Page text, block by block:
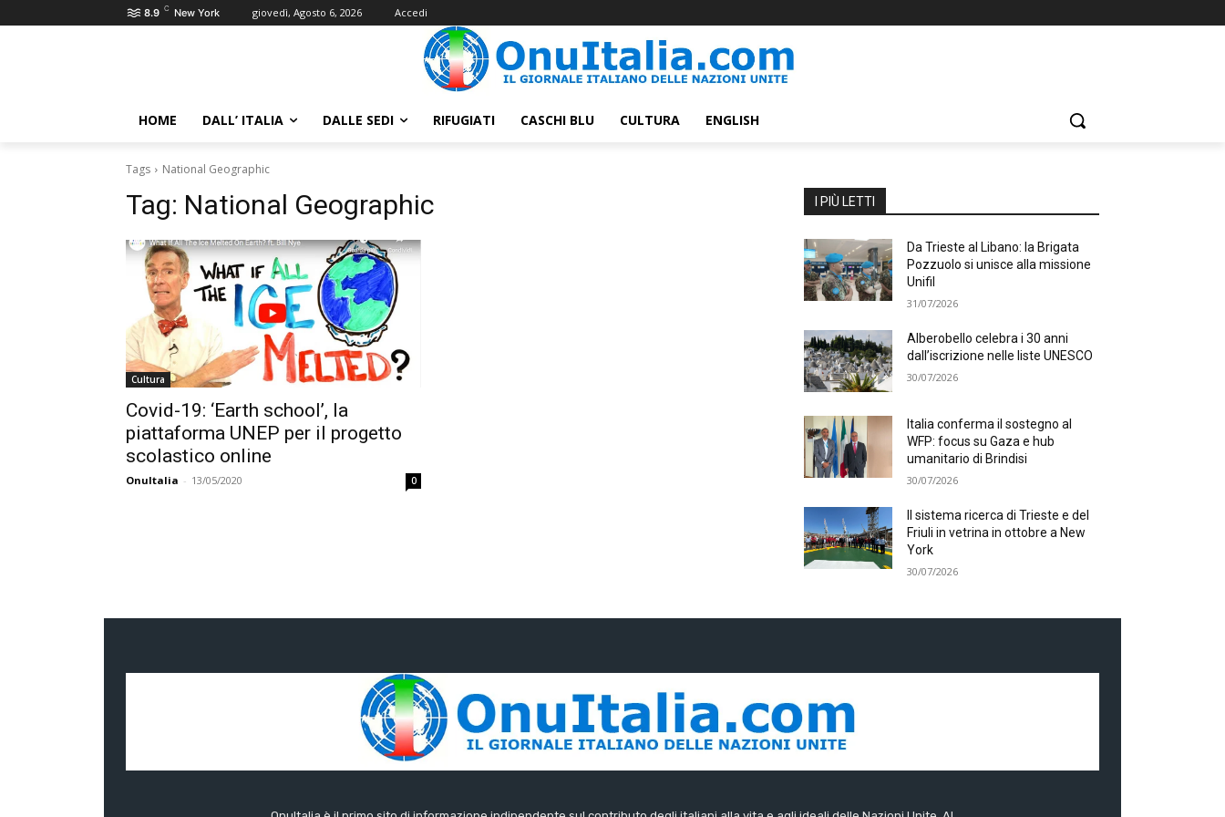
8.9 C New York giovedì, Agosto 6, 2026 Accedi
HOME DALL’ ITALIA DALLE SEDI RIFUGIATI CASCHI BLU CULTURA ENGLISH
Tags National Geographic
Tag: National Geographic
Cultura
Covid-19: ‘Earth school’, la
piattaforma UNEP per il progetto
scolastico online
OnuItalia - 13/05/2020 0
I PIÙ LETTI
Da Trieste al Libano: la Brigata
Pozzuolo si unisce alla missione
Unifil
31/07/2026
Alberobello celebra i 30 anni
dall’iscrizione nelle liste UNESCO
30/07/2026
Italia conferma il sostegno al
WFP: focus su Gaza e hub
umanitario di Brindisi
30/07/2026
Il sistema ricerca di Trieste e del
Friuli in vetrina in ottobre a New
York
30/07/2026